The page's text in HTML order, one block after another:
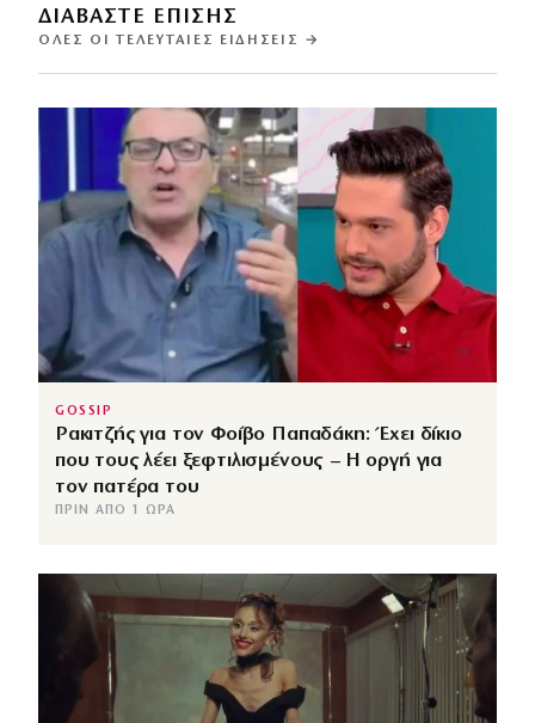
ΔΙΑΒΑΣΤΕ ΕΠΙΣΗΣ
ΌΛΕΣ ΟΙ ΤΕΛΕΥΤΑΊΕΣ ΕΙΔΉΣΕΙΣ →
GOSSIP
Ρακιτζής για τον Φοίβο Παπαδάκη: Έχει δίκιο
που τους λέει ξεφτιλισμένους – Η οργή για
τον πατέρα του
ΠΡΙΝ ΑΠΌ 1 ΏΡΑ